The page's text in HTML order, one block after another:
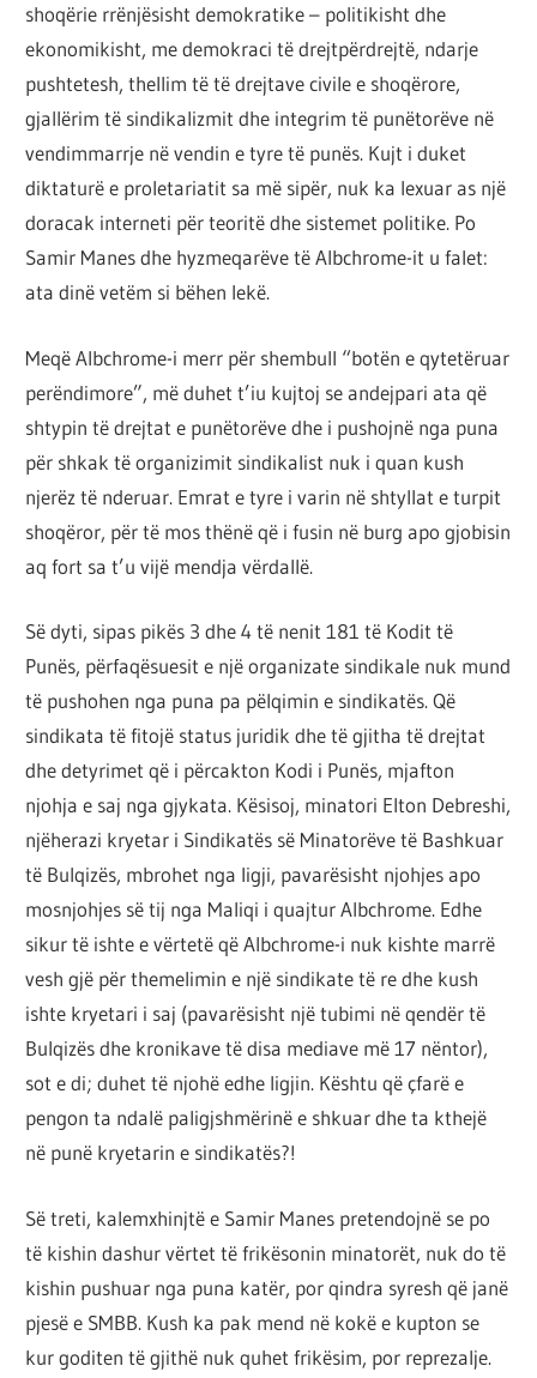
shoqërie rrënjësisht demokratike – politikisht dhe
ekonomikisht, me demokraci të drejtpërdrejtë, ndarje
pushtetesh, thellim të të drejtave civile e shoqërore,
gjallërim të sindikalizmit dhe integrim të punëtorëve në
vendimmarrje në vendin e tyre të punës. Kujt i duket
diktaturë e proletariatit sa më sipër, nuk ka lexuar as një
doracak interneti për teoritë dhe sistemet politike. Po
Samir Manes dhe hyzmeqarëve të Albchrome-it u falet:
ata dinë vetëm si bëhen lekë.
Meqë Albchrome-i merr për shembull “botën e qytetëruar
perëndimore”, më duhet t’iu kujtoj se andejpari ata që
shtypin të drejtat e punëtorëve dhe i pushojnë nga puna
për shkak të organizimit sindikalist nuk i quan kush
njerëz të nderuar. Emrat e tyre i varin në shtyllat e turpit
shoqëror, për të mos thënë që i fusin në burg apo gjobisin
aq fort sa t’u vijë mendja vërdallë.
Së dyti, sipas pikës 3 dhe 4 të nenit 181 të Kodit të
Punës, përfaqësuesit e një organizate sindikale nuk mund
të pushohen nga puna pa pëlqimin e sindikatës. Që
sindikata të fitojë status juridik dhe të gjitha të drejtat
dhe detyrimet që i përcakton Kodi i Punës, mjafton
njohja e saj nga gjykata. Kësisoj, minatori Elton Debreshi,
njëherazi kryetar i Sindikatës së Minatorëve të Bashkuar
të Bulqizës, mbrohet nga ligji, pavarësisht njohjes apo
mosnjohjes së tij nga Maliqi i quajtur Albchrome. Edhe
sikur të ishte e vërtetë që Albchrome-i nuk kishte marrë
vesh gjë për themelimin e një sindikate të re dhe kush
ishte kryetari i saj (pavarësisht një tubimi në qendër të
Bulqizës dhe kronikave të disa mediave më 17 nëntor),
sot e di; duhet të njohë edhe ligjin. Kështu që çfarë e
pengon ta ndalë paligjshmërinë e shkuar dhe ta kthejë
në punë kryetarin e sindikatës?!
Së treti, kalemxhinjtë e Samir Manes pretendojnë se po
të kishin dashur vërtet të frikësonin minatorët, nuk do të
kishin pushuar nga puna katër, por qindra syresh që janë
pjesë e SMBB. Kush ka pak mend në kokë e kupton se
kur goditen të gjithë nuk quhet frikësim, por reprezalje.